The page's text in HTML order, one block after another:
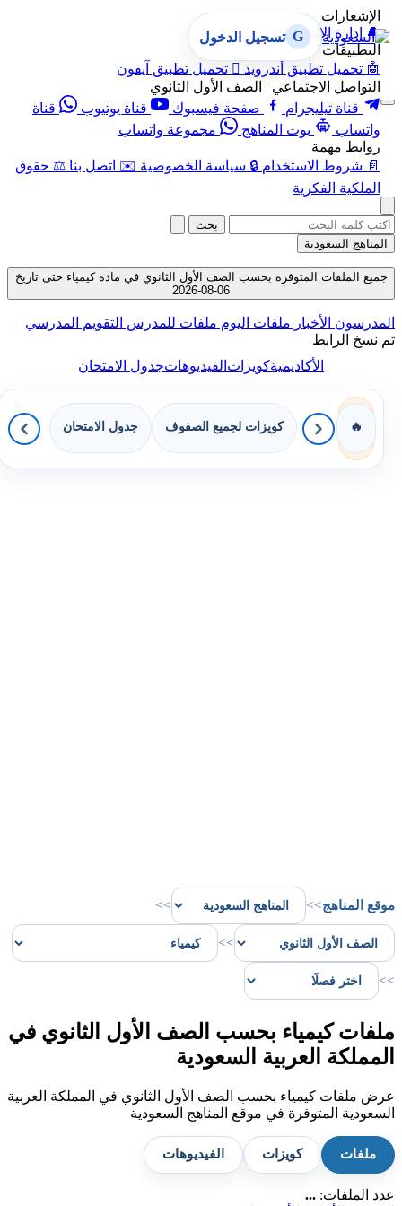
الإشعارات
🔔 إدارة الإشعارات
التطبيقات
🤖 تحميل تطبيق أندرويد  تحميل تطبيق آيفون
التواصل الاجتماعي | الصف الأول الثانوي
قناة تيليجرام
صفحة فيسبوك قناة يوتيوب
قناة
واتساب
بوت المناهج
مجموعة واتساب
روابط مهمة
📄 شروط الاستخدام 🔒 سياسة الخصوصية ✉️ اتصل بنا ⚖️ حقوق
الملكية الفكرية
G تسجيل الدخول
بحث
المناهج السعودية
جميع الملفات المتوفرة بحسب الصف الأول الثانوي في مادة كيمياء حتى تاريخ
06-08-2026
المدرسون الأخبار ملفات اليوم ملفات للمدرس التقويم المدرسي
تم نسخ الرابط
الأكاديميةكويزاتالفيديوهاتجدول الامتحان
🔥 كويزات لجميع الصفوف جدول الامتحان
موقع المناهج>>
>>
>>
>>
ملفات كيمياء بحسب الصف الأول الثانوي في
المملكة العربية السعودية
عرض ملفات كيمياء بحسب الصف الأول الثانوي في المملكة العربية
السعودية المتوفرة في موقع المناهج السعودية
ملفات كويزات الفيديوهات
عدد الملفات: ...